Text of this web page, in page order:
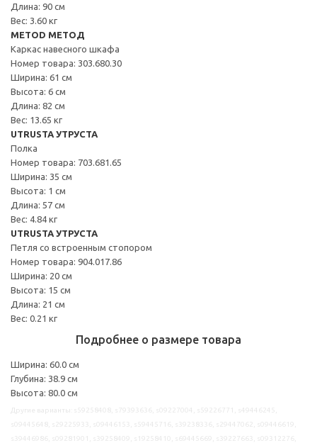
Длина: 90 см
Вес: 3.60 кг
METOD МЕТОД
Каркас навесного шкафа
Номер товара: 303.680.30
Ширина: 61 см
Высота: 6 см
Длина: 82 см
Вес: 13.65 кг
UTRUSTA УТРУСТА
Полка
Номер товара: 703.681.65
Ширина: 35 см
Высота: 1 см
Длина: 57 см
Вес: 4.84 кг
UTRUSTA УТРУСТА
Петля со встроенным стопором
Номер товара: 904.017.86
Ширина: 20 см
Высота: 15 см
Длина: 21 см
Вес: 0.21 кг
Подробнее о размере товара
Ширина: 60.0 см
Глубина: 38.9 см
Высота: 80.0 см